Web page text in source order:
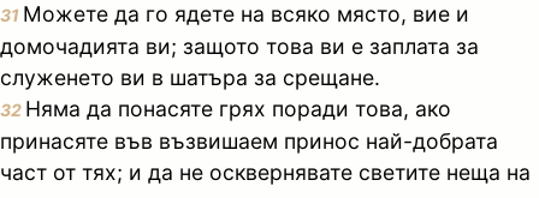
31 Можете да го ядете на всяко място, вие и
домочадията ви; защото това ви е заплата за
служенето ви в шатъра за срещане.
32 Няма да понасяте грях поради това, ако
принасяте във възвишаем принос най-добрата
част от тях; и да не осквернявате светите неща на